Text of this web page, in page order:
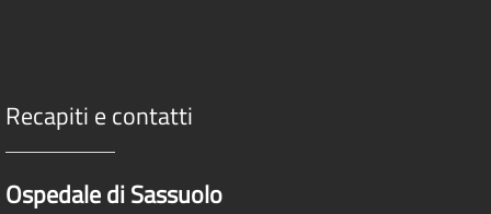
Recapiti e contatti
Ospedale di Sassuolo